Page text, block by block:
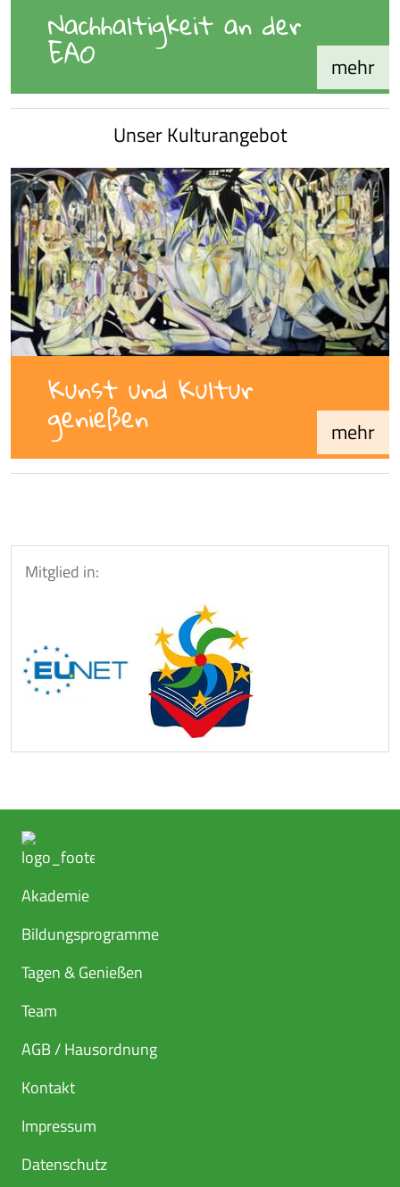
Nachhaltigkeit an der
EAO mehr
Unser Kulturangebot
Kunst und Kultur
genießen mehr
Mitglied in:
Akademie
Bildungsprogramme
Tagen & Genießen
Team
AGB / Hausordnung
Kontakt
Impressum
Datenschutz